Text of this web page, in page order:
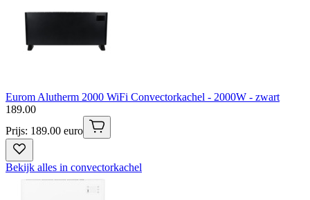
Eurom Alutherm 2000 WiFi Convectorkachel - 2000W - zwart
189.00
Prijs: 189.00 euro
Bekijk alles in convectorkachel